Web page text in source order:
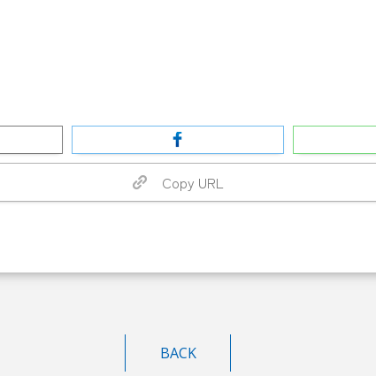
Copy URL
BACK